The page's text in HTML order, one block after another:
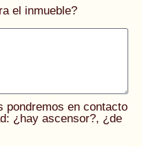
el inmueble?
pondremos en contacto
¿hay ascensor?, ¿de